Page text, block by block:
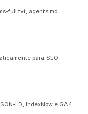
full.txt, agents.md
para SEO
LD, IndexNow e GA4